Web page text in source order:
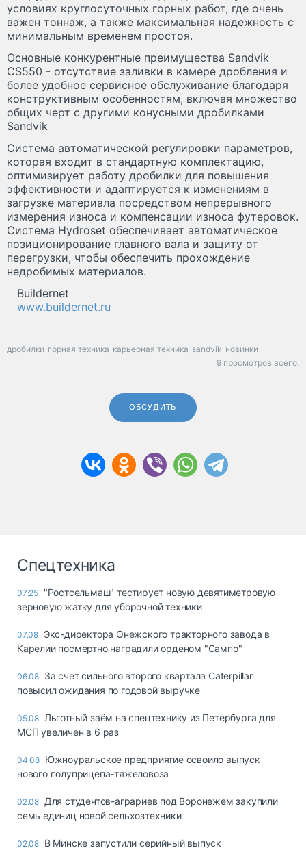
условиях круглосуточных горных работ, где очень
важен тоннаж, а также максимальная надежность с
минимальным временем простоя.
Основные конкурентные преимущества Sandvik
CS550 - отсутствие заливки в камере дробления и
более удобное сервисное обслуживание благодаря
конструктивным особенностям, включая множество
общих черт с другими конусными дробилками
Sandvik
Система автоматической регулировки параметров,
которая входит в стандартную комплектацию,
оптимизирует работу дробилки для повышения
эффективности и адаптируется к изменениям в
загрузке материала посредством непрерывного
измерения износа и компенсации износа футеровок.
Система Hydroset обеспечивает автоматическое
позиционирование главного вала и защиту от
перегрузки, чтобы обеспечить прохождение
недробимых материалов.
Buildernet
www.buildernet.ru
дробилки горная техника карьерная техника sandvik новинки
9 просмотров всего.
ОБСУДИТЬ
Спецтехника
07:25 "Ростсельмаш" тестирует новую девятиметровую
зерновую жатку для уборочной техники
07.08 Экс-директора Онежского тракторного завода в
Карелии посмертно наградили орденом "Сампо"
06.08 За счет сильного второго квартала Caterpillar
повысил ожидания по годовой выручке
05.08 Льготный заём на спецтехнику из Петербурга для
МСП увеличен в 6 раз
04.08 Южноуральское предприятие освоило выпуск
нового полуприцепа-тяжеловоза
02.08 Для студентов-аграриев под Воронежем закупили
семь единиц новой сельхозтехники
02.08 В Минске запустили серийный выпуск